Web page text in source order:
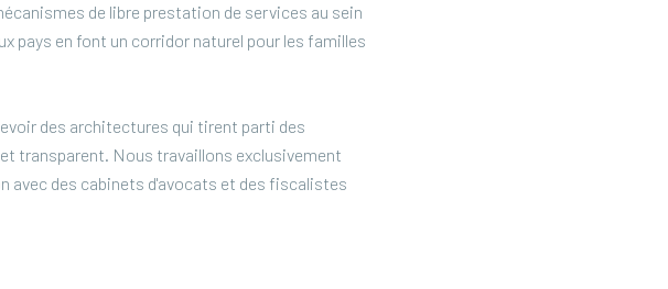
de libre prestation de services au sein
pays en font un corridor naturel pour les familles
des architectures qui tirent parti des
transparent. Nous travaillons exclusivement
avec des cabinets d'avocats et des fiscalistes